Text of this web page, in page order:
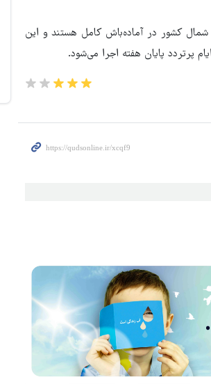
شمال کشور در آماده‌باش کامل هستند و این
پرتردد پایان هفته اجرا می‌شود.